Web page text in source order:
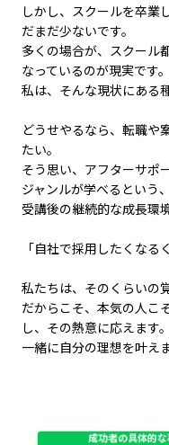
しかし、スクールを卒業
だまだ少ないです。
多くの場合が、スクール
なっているのが現実です。
私は、そんな現状にある
どうせやるなら、転職や
たい。
そう思い、アフターサポ
ジャンルが学べるという、
受講後の継続的な成長環
「自社で採用したくなる
私たちは、そのくらいの
だからこそ、本気の人こ
し、その熱意に応えます。
一緒に自分の理想を叶え
成功者の具体的な